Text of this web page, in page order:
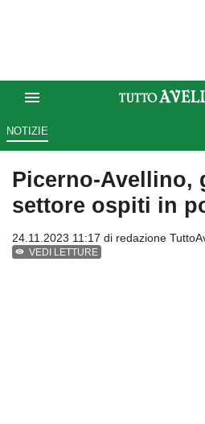
NOTIZIE
Picerno-Avellino,
settore ospiti in
24.11.2023 11:17 di redazione
VEDI LETTURE